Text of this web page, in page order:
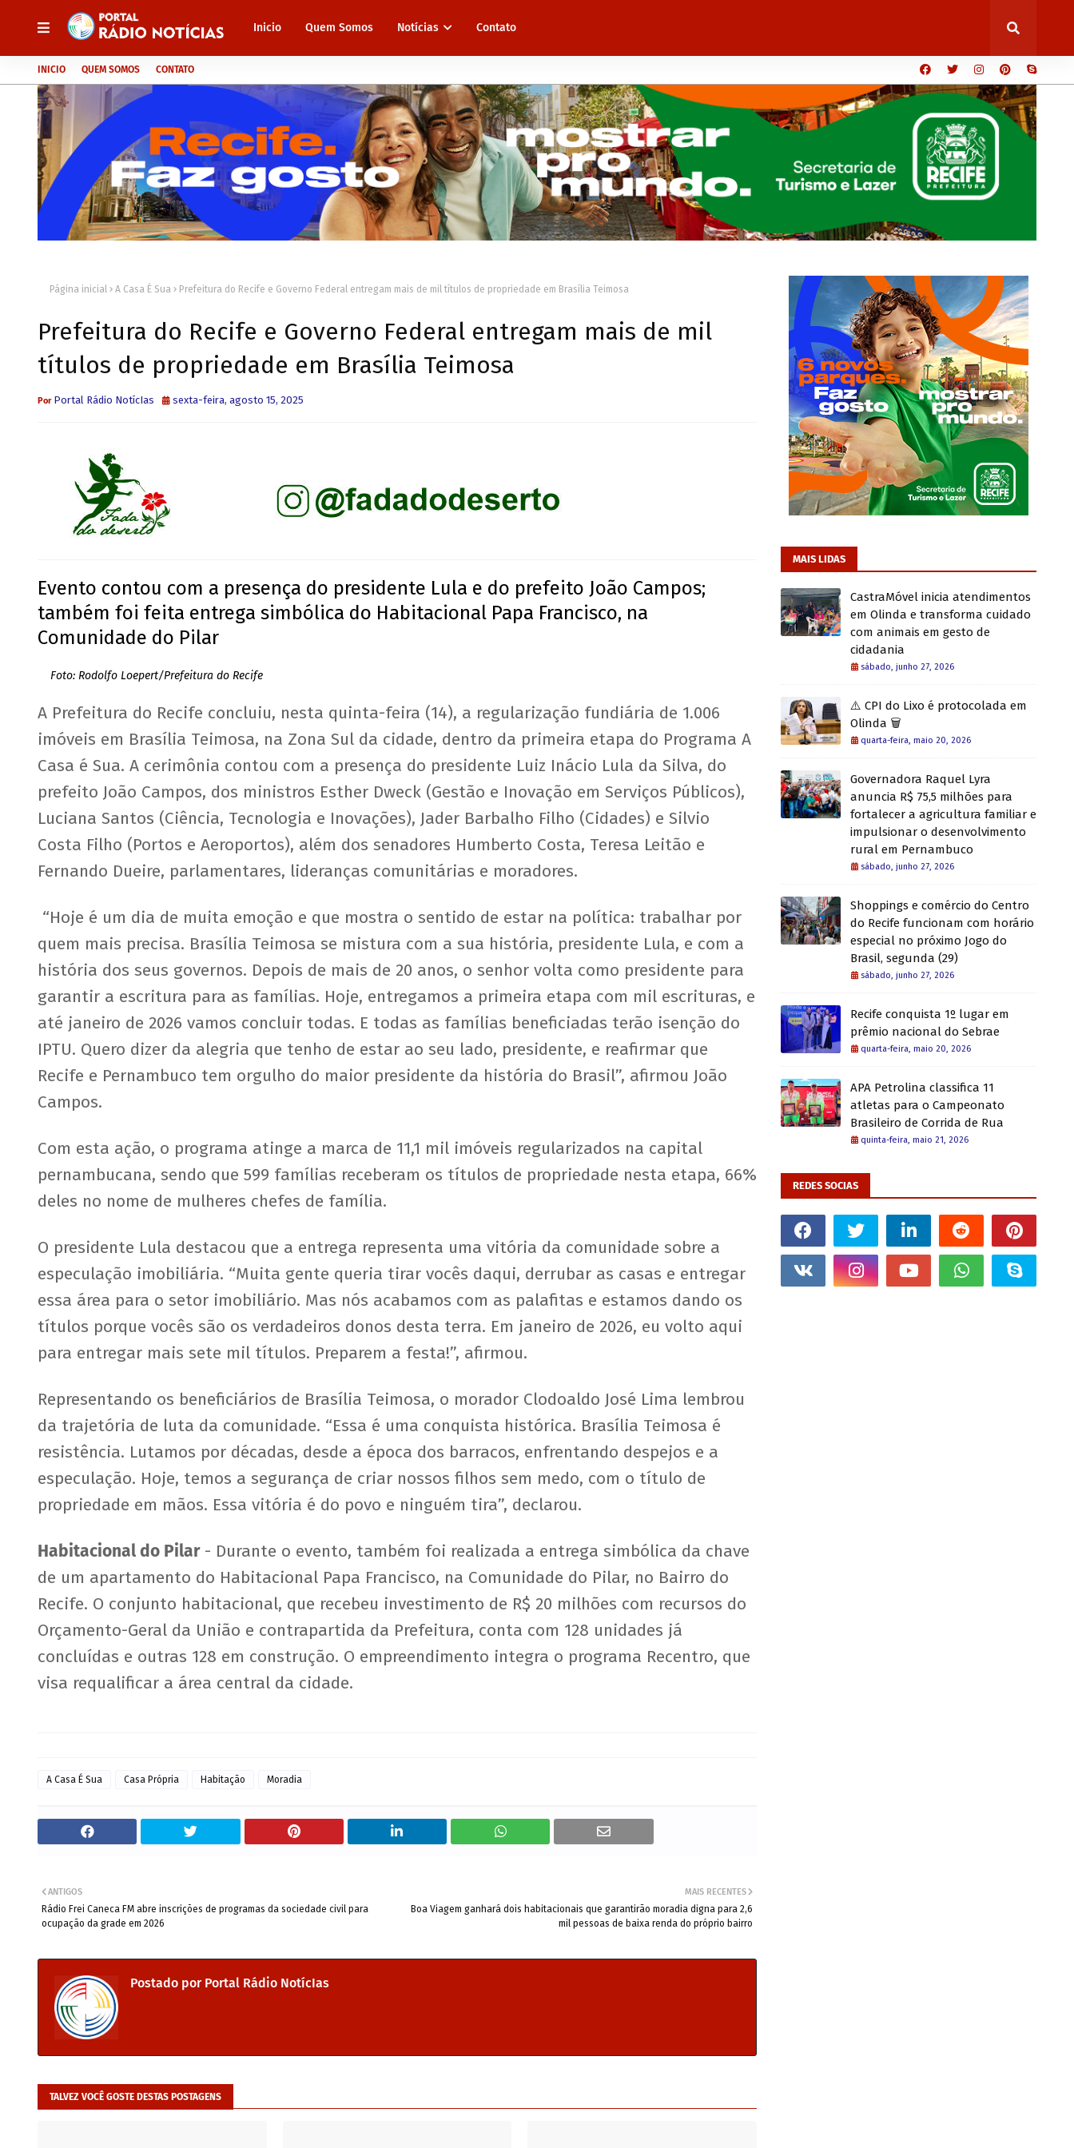
Inicio Quem Somos Notícias Contato
INICIO QUEM SOMOS CONTATO
Página inicial A Casa É Sua Prefeitura do Recife e Governo Federal entregam mais de mil títulos de propriedade em Brasília Teimosa
Prefeitura do Recife e Governo Federal entregam mais de mil
títulos de propriedade em Brasília Teimosa
Portal Rádio NotícIas sexta-feira, agosto 15, 2025
Evento contou com a presença do presidente Lula e do prefeito João Campos;
também foi feita entrega simbólica do Habitacional Papa Francisco, na
Comunidade do Pilar
Foto: Rodolfo Loepert/Prefeitura do Recife
A Prefeitura do Recife concluiu, nesta quinta-feira (14), a regularização fundiária de 1.006
imóveis em Brasília Teimosa, na Zona Sul da cidade, dentro da primeira etapa do Programa A
Casa é Sua. A cerimônia contou com a presença do presidente Luiz Inácio Lula da Silva, do
prefeito João Campos, dos ministros Esther Dweck (Gestão e Inovação em Serviços Públicos),
Luciana Santos (Ciência, Tecnologia e Inovações), Jader Barbalho Filho (Cidades) e Silvio
Costa Filho (Portos e Aeroportos), além dos senadores Humberto Costa, Teresa Leitão e
Fernando Dueire, parlamentares, lideranças comunitárias e moradores.
“Hoje é um dia de muita emoção e que mostra o sentido de estar na política: trabalhar por
quem mais precisa. Brasília Teimosa se mistura com a sua história, presidente Lula, e com a
história dos seus governos. Depois de mais de 20 anos, o senhor volta como presidente para
garantir a escritura para as famílias. Hoje, entregamos a primeira etapa com mil escrituras, e
até janeiro de 2026 vamos concluir todas. E todas as famílias beneficiadas terão isenção do
IPTU. Quero dizer da alegria que tenho de estar ao seu lado, presidente, e reafirmar que
Recife e Pernambuco tem orgulho do maior presidente da história do Brasil”, afirmou João
Campos.
Com esta ação, o programa atinge a marca de 11,1 mil imóveis regularizados na capital
pernambucana, sendo que 599 famílias receberam os títulos de propriedade nesta etapa, 66%
deles no nome de mulheres chefes de família.
O presidente Lula destacou que a entrega representa uma vitória da comunidade sobre a
especulação imobiliária. “Muita gente queria tirar vocês daqui, derrubar as casas e entregar
essa área para o setor imobiliário. Mas nós acabamos com as palafitas e estamos dando os
títulos porque vocês são os verdadeiros donos desta terra. Em janeiro de 2026, eu volto aqui
para entregar mais sete mil títulos. Preparem a festa!”, afirmou.
Representando os beneficiários de Brasília Teimosa, o morador Clodoaldo José Lima lembrou
da trajetória de luta da comunidade. “Essa é uma conquista histórica. Brasília Teimosa é
resistência. Lutamos por décadas, desde a época dos barracos, enfrentando despejos e a
especulação. Hoje, temos a segurança de criar nossos filhos sem medo, com o título de
propriedade em mãos. Essa vitória é do povo e ninguém tira”, declarou.
Habitacional do Pilar- Durante o evento, também foi realizada a entrega simbólica da chave
de um apartamento do Habitacional Papa Francisco, na Comunidade do Pilar, no Bairro do
Recife. O conjunto habitacional, que recebeu investimento de R$ 20 milhões com recursos do
Orçamento-Geral da União e contrapartida da Prefeitura, conta com 128 unidades já
concluídas e outras 128 em construção. O empreendimento integra o programa Recentro, que
visa requalificar a área central da cidade.
A Casa É Sua Casa Própria Habitação Moradia
MAIS RECENTES
Boa Viagem ganhará dois habitacionais que garantirão moradia digna para 2,6
mil pessoas de baixa renda do próprio bairro
ANTIGOS
Rádio Frei Caneca FM abre inscrições de programas da sociedade civil para
ocupação da grade em 2026
Postado porPortal Rádio NotícIas
TALVEZ VOCÊ GOSTE DESTAS POSTAGENS
MAIS LIDAS
CastraMóvel inicia atendimentos
em Olinda e transforma cuidado
com animais em gesto de
cidadania
sábado, junho 27, 2026
⚠️ CPI do Lixo é protocolada em
Olinda 🗑️
quarta-feira, maio 20, 2026
Governadora Raquel Lyra
anuncia R$ 75,5 milhões para
fortalecer a agricultura familiar e
impulsionar o desenvolvimento
rural em Pernambuco
sábado, junho 27, 2026
Shoppings e comércio do Centro
do Recife funcionam com horário
especial no próximo Jogo do
Brasil, segunda (29)
sábado, junho 27, 2026
Recife conquista 1º lugar em
prêmio nacional do Sebrae
quarta-feira, maio 20, 2026
APA Petrolina classifica 11
atletas para o Campeonato
Brasileiro de Corrida de Rua
quinta-feira, maio 21, 2026
REDES SOCIAS